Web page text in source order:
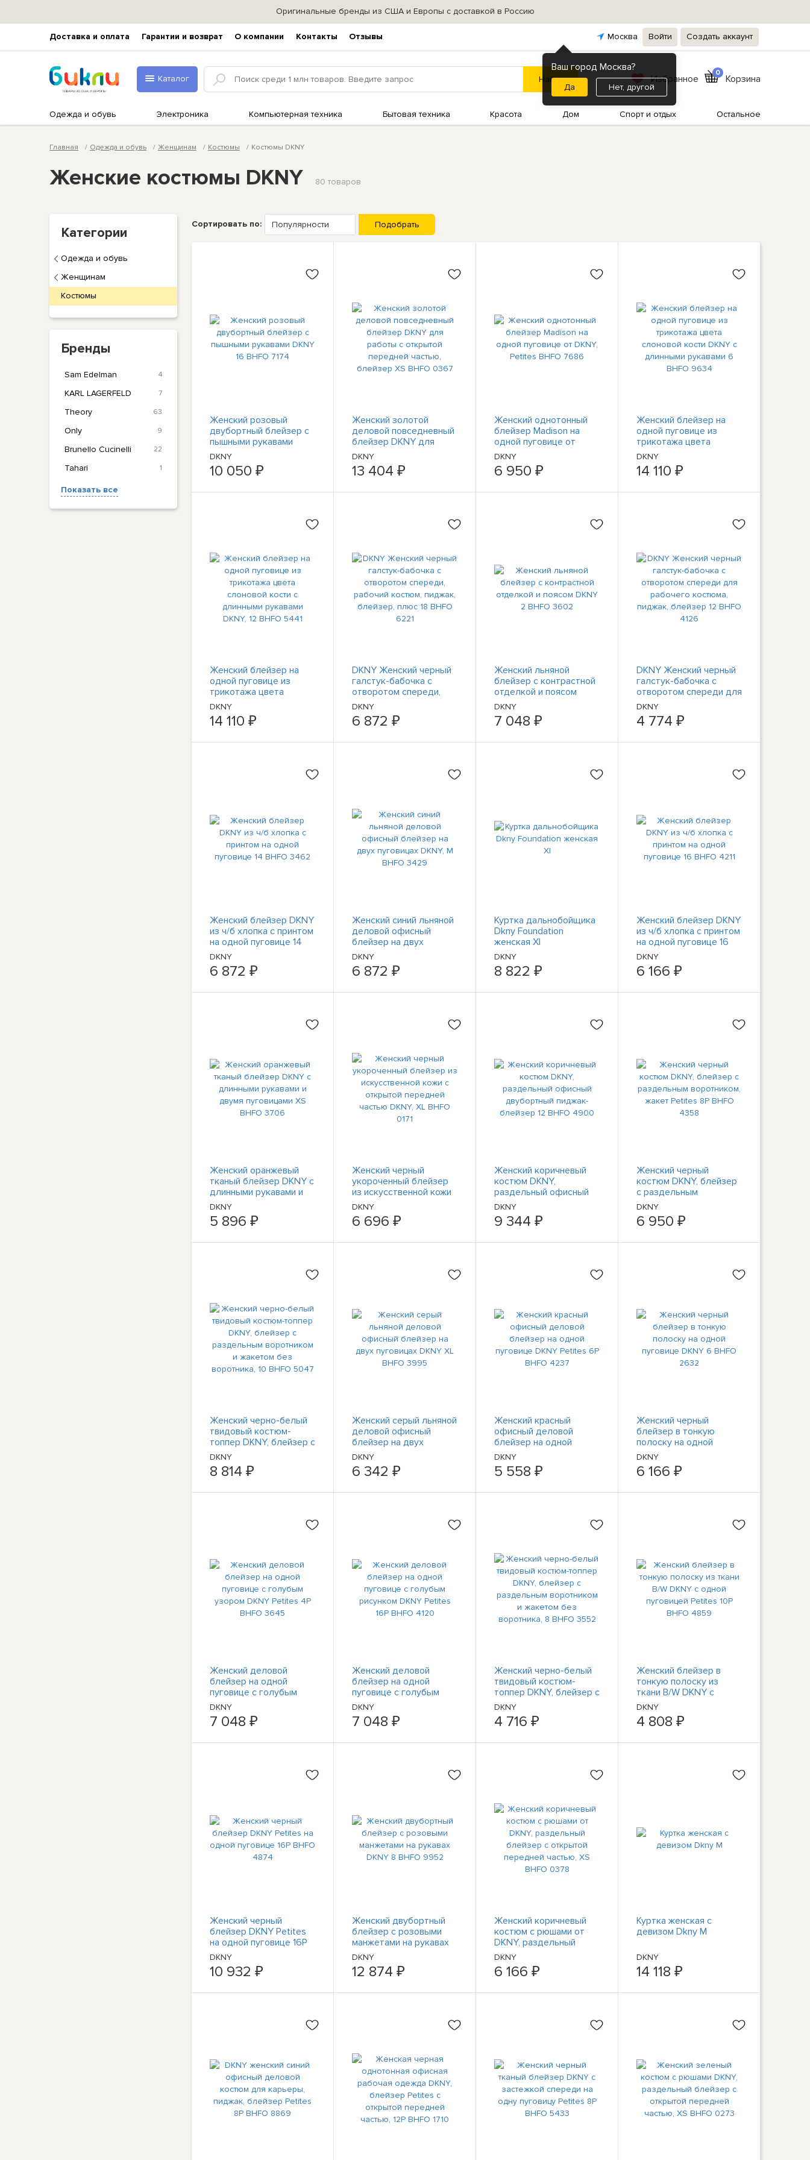
Оригинальные бренды из США и Европы с доставкой в Россию
Доставка и оплата Гарантии и возврат О компании Контакты Отзывы Москва
Ваш город Москва?
Нет, другой
Войти Создать аккаунт
Каталог Избранное
0
Корзина
Одежда и обувь Электроника Компьютерная техника Бытовая техника Красота Дом Спорт и отдых Остальное
Главная Одежда и обувь Женщинам Костюмы Костюмы DKNY
Женские костюмы DKNY 80 товаров
Категории
Одежда и обувь
Женщинам
Костюмы
Бренды
Sam Edelman 4
KARL LAGERFELD 7
Theory 63
Only 9
Brunello Cucinelli 22
Tahari 1
Показать все
Сортировать по:
Женский розовый
двубортный блейзер с
пышными рукавами
DKNY 16 BHFO 7174
DKNY
10 050 ₽
Женский золотой
деловой повседневный
блейзер DKNY для
работы с открытой
передней частью,
блейзер XS BHFO 0367
DKNY
13 404 ₽
Женский однотонный
блейзер Madison на
одной пуговице от
DKNY, Petites BHFO
7686
DKNY
6 950 ₽
Женский блейзер на
одной пуговице из
трикотажа цвета
слоновой кости DKNY с
длинными рукавами 6
BHFO 9634
DKNY
14 110 ₽
Женский блейзер на
одной пуговице из
трикотажа цвета
слоновой кости с
длинными рукавами
DKNY, 12 BHFO 5441
DKNY
14 110 ₽
DKNY Женский черный
галстук-бабочка с
отворотом спереди,
рабочий костюм,
пиджак, блейзер, плюс
18 BHFO 6221
DKNY
6 872 ₽
Женский льняной
блейзер с контрастной
отделкой и поясом
DKNY 2 BHFO 3602
DKNY
7 048 ₽
DKNY Женский черный
галстук-бабочка с
отворотом спереди для
рабочего костюма,
пиджак, блейзер 12
BHFO 4126
DKNY
4 774 ₽
Женский блейзер DKNY
из ч/б хлопка с принтом
на одной пуговице 14
BHFO 3462
DKNY
6 872 ₽
Женский синий льняной
деловой офисный
блейзер на двух
пуговицах DKNY, M
BHFO 3429
DKNY
6 872 ₽
Куртка дальнобойщика
Dkny Foundation
женская Xl
DKNY
8 822 ₽
Женский блейзер DKNY
из ч/б хлопка с принтом
на одной пуговице 16
BHFO 4211
DKNY
6 166 ₽
Женский оранжевый
тканый блейзер DKNY с
длинными рукавами и
двумя пуговицами XS
BHFO 3706
DKNY
5 896 ₽
Женский черный
укороченный блейзер
из искусственной кожи
с открытой передней
частью DKNY, XL BHFO
0171
DKNY
6 696 ₽
Женский коричневый
костюм DKNY,
раздельный офисный
двубортный пиджак-
блейзер 12 BHFO 4900
DKNY
9 344 ₽
Женский черный
костюм DKNY, блейзер
с раздельным
воротником, жакет
Petites 8P BHFO 4358
DKNY
6 950 ₽
Женский черно-белый
твидовый костюм-
топпер DKNY, блейзер с
раздельным
воротником и жакетом
без воротника, 10 BHFO
DKNY
8 814 ₽
Женский серый льняной
деловой офисный
блейзер на двух
пуговицах DKNY XL
BHFO 3995
DKNY
6 342 ₽
Женский красный
офисный деловой
блейзер на одной
пуговице DKNY Petites
6P BHFO 4237
DKNY
5 558 ₽
Женский черный
блейзер в тонкую
полоску на одной
пуговице DKNY 6 BHFO
2632
DKNY
6 166 ₽
Женский деловой
блейзер на одной
пуговице с голубым
узором DKNY Petites 4P
BHFO 3645
DKNY
7 048 ₽
Женский деловой
блейзер на одной
пуговице с голубым
рисунком DKNY Petites
16P BHFO 4120
DKNY
7 048 ₽
Женский черно-белый
твидовый костюм-
топпер DKNY, блейзер с
раздельным
воротником и жакетом
без воротника, 8 BHFO
DKNY
4 716 ₽
Женский блейзер в
тонкую полоску из
ткани B/W DKNY с
одной пуговицей
Petites 10P BHFO 4859
DKNY
4 808 ₽
Женский черный
блейзер DKNY Petites
на одной пуговице 16Р
BHFO 4874
DKNY
10 932 ₽
Женский двубортный
блейзер с розовыми
манжетами на рукавах
DKNY 8 BHFO 9952
DKNY
12 874 ₽
Женский коричневый
костюм с рюшами от
DKNY, раздельный
блейзер с открытой
передней частью, XS
BHFO 0378
DKNY
6 166 ₽
Куртка женская с
девизом Dkny M
DKNY
14 118 ₽